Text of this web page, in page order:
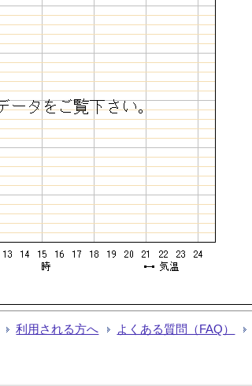
利用される方へ よくある質問（FAQ）